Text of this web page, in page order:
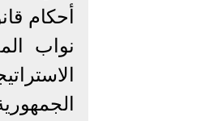
نواب